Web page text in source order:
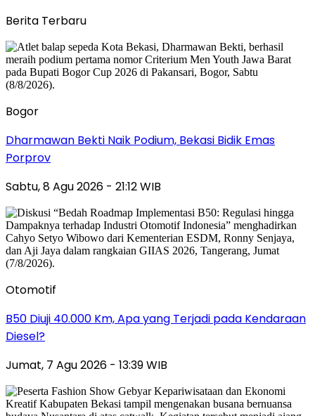
Berita Terbaru
Bogor
Dharmawan Bekti Naik Podium, Bekasi Bidik Emas
Porprov
Sabtu, 8 Agu 2026 - 21:12 WIB
Otomotif
B50 Diuji 40.000 Km, Apa yang Terjadi pada Kendaraan
Diesel?
Jumat, 7 Agu 2026 - 13:39 WIB